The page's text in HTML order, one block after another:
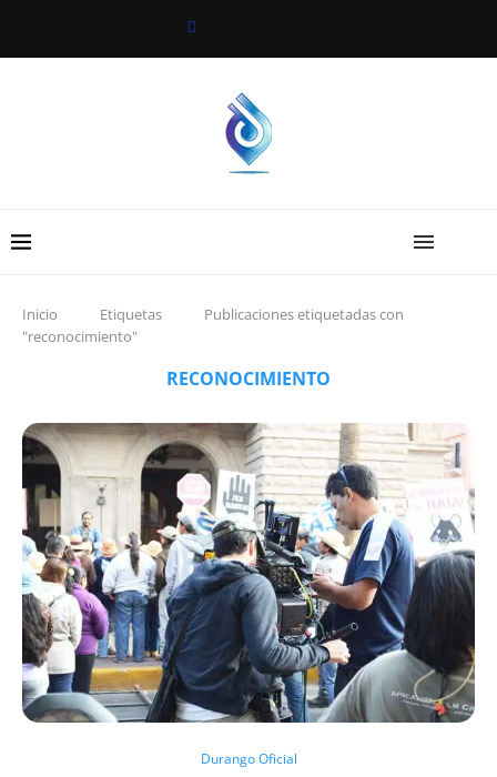
Inicio Etiquetas
Publicaciones etiquetadas con
"reconocimiento"
RECONOCIMIENTO
Durango Oficial